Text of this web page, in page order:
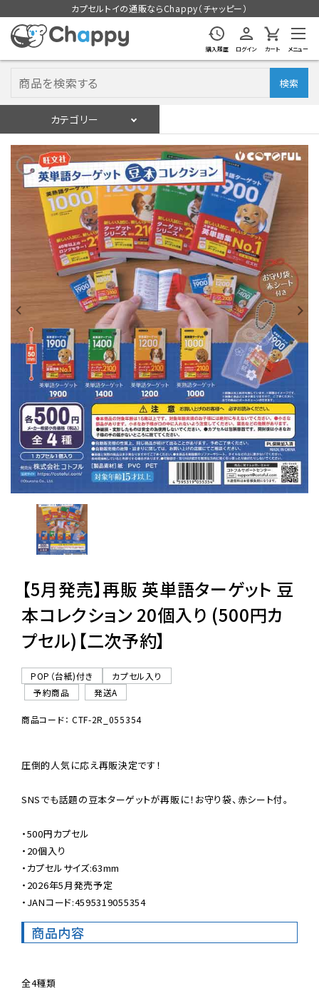
カプセルトイの通販ならChappy（チャッピー）
購入履歴 ログイン カート メニュー
検索
カテゴリー
ログイン 会員登録
入荷スケジュールをチェック
カプセルトイマシン本体
カプセルトイ
販促用空カプセル
レンタル
景品・玩具・文具
販促用カプセルトイ
よくあるご質問
06-6282-7659
【5月発売】再販 英単語ターゲット 豆
本コレクション 20個入り (500円カ
プセル)【二次予約】
POP（台紙)付き
カプセル入り
予約商品
発送A
商品コード： CTF-2R_055354
圧倒的人気に応え再販決定です！
SNSでも話題の豆本ターゲットが再販に！お守り袋、赤シート付。
・500円カプセル
・20個入り
・カプセルサイズ:63mm
・2026年5月発売予定
・JANコード:4595319055354
商品内容
全4種類